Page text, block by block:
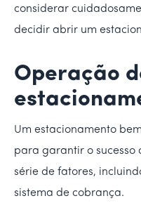
considerar
decidir abrir um
Operação
Um estacionamento
para garantir o sucesso
série de fatores,
sistema de cobrança.